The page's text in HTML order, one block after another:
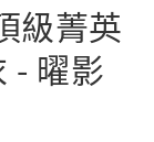
級菁英
- 曜影